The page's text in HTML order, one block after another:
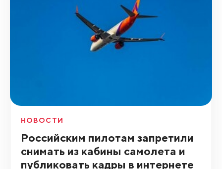
НОВОСТИ
Российским пилотам запретили
снимать из кабины самолета и
публиковать кадры в интернете